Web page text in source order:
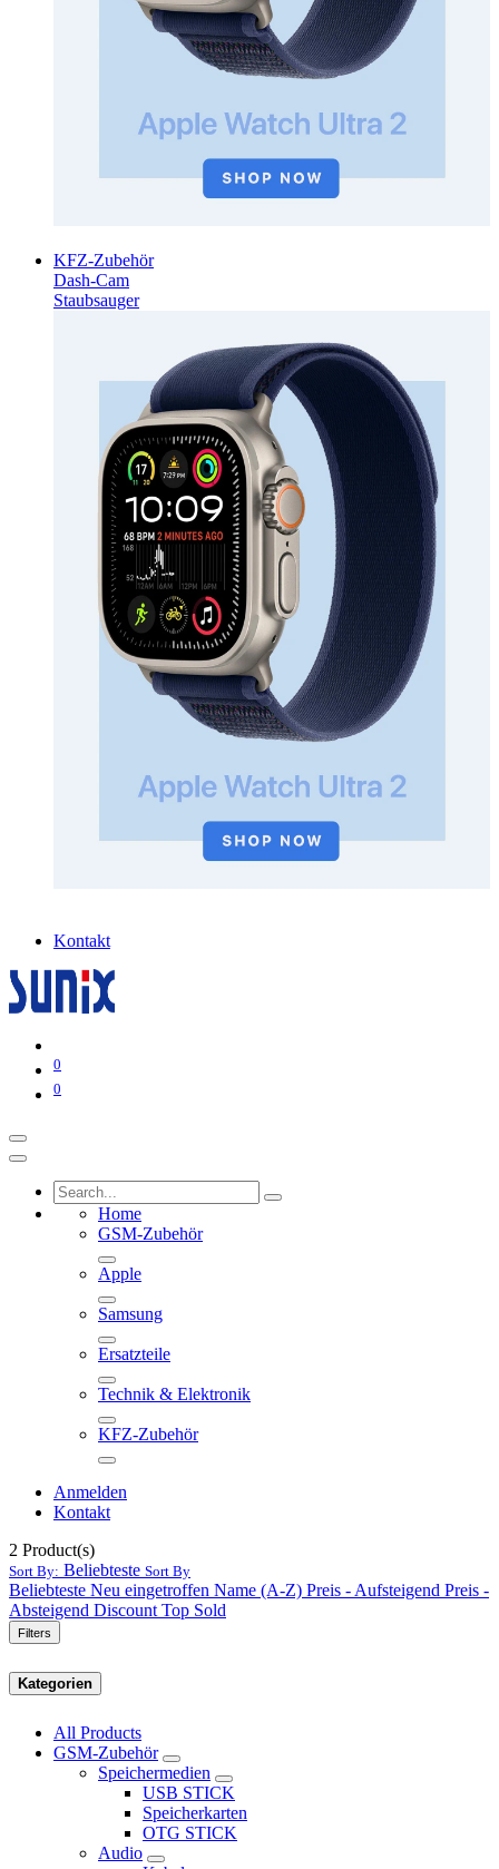
KFZ-Zubehör
Dash-Cam
Staubsauger
Kontakt
0
0
Home
GSM-Zubehör
Apple
Samsung
Ersatzteile
Technik & Elektronik
KFZ-Zubehör
Anmelden
Kontakt
2 Product(s)
Sort By: Beliebteste Sort By
Beliebteste Neu eingetroffen Name (A-Z) Preis - Aufsteigend Preis -
Absteigend Discount Top Sold
Filters
Kategorien
All Products
GSM-Zubehör
Speichermedien
USB STICK
Speicherkarten
OTG STICK
Audio